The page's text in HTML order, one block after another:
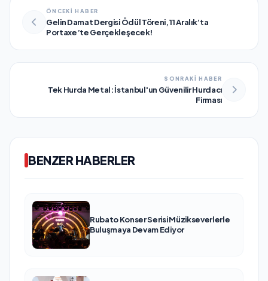
ÖNCEKİ HABER
Gelin Damat Dergisi Ödül Töreni, 11 Aralık’ta
Portaxe’te Gerçekleşecek!
SONRAKİ HABER
Tek Hurda Metal: İstanbul'un Güvenilir Hurdacı
Firması
BENZER HABERLER
Rubato Konser Serisi Müzikseverlerle
Buluşmaya Devam Ediyor